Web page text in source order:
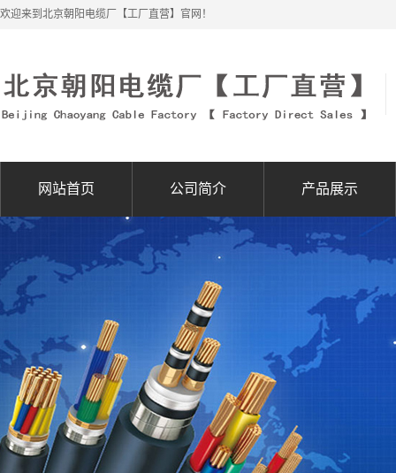
欢迎来到北京朝阳电缆厂【工厂直营】官网！
网站首页 公司简介 产品展示